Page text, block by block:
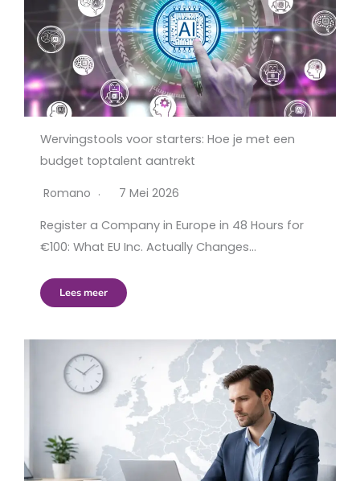
Wervingstools voor starters: Hoe je met een
budget toptalent aantrekt
Romano
7 Mei 2026
Register a Company in Europe in 48 Hours for
€100: What EU Inc. Actually Changes…
Lees meer